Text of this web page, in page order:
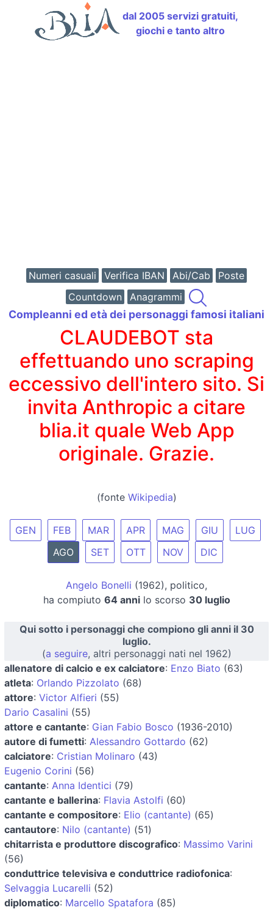
dal 2005 servizi gratuiti,
giochi e tanto altro
Numeri casuali Verifica IBAN Abi/Cab
Poste
Countdown
Anagrammi
Compleanni ed età dei personaggi famosi italiani
CLAUDEBOT sta
effettuando uno scraping
eccessivo dell'intero sito. Si
invita Anthropic a citare
blia.it quale Web App
originale. Grazie.
(fonte Wikipedia)
GEN FEB MAR APR MAG GIU
LUG
AGO
SET OTT NOV DIC
Angelo Bonelli (1962), politico,
ha compiuto 64 annilo scorso 30 luglio
Qui sotto i personaggi che compiono gli anni il 30
luglio.
(a seguire, altri personaggi nati nel 1962)
allenatore di calcio e ex calciatore: Enzo Biato (63)
atleta: Orlando Pizzolato (68)
attore: Victor Alfieri (55)
Dario Casalini (55)
attore e cantante: Gian Fabio Bosco (1936-2010)
autore di fumetti: Alessandro Gottardo (62)
calciatore: Cristian Molinaro (43)
Eugenio Corini (56)
cantante: Anna Identici (79)
cantante e ballerina: Flavia Astolfi (60)
cantante e compositore: Elio (cantante) (65)
cantautore: Nilo (cantante) (51)
chitarrista e produttore discografico: Massimo Varini
(56)
conduttrice televisiva e conduttrice radiofonica:
Selvaggia Lucarelli (52)
diplomatico: Marcello Spatafora (85)